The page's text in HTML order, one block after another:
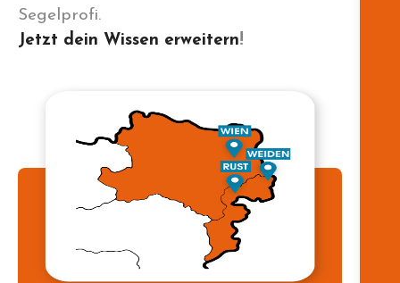
Segelprofi.
Jetzt dein Wissen erweitern!